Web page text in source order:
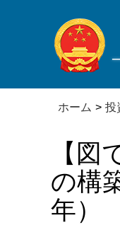
ホーム > 投
【
の構
年）